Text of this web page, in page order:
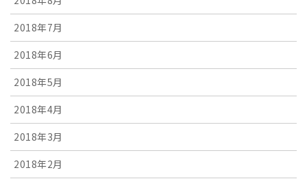
2018年7月
2018年6月
2018年5月
2018年4月
2018年3月
2018年2月